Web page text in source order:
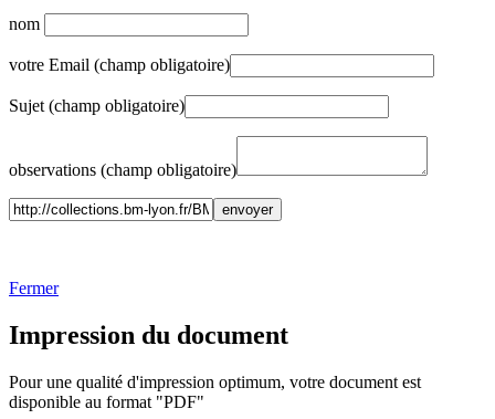
nom
votre Email (champ obligatoire)
Sujet (champ obligatoire)
observations (champ obligatoire)
Fermer
Impression du document
Pour une qualité d'impression optimum, votre document est
disponible au format "PDF"